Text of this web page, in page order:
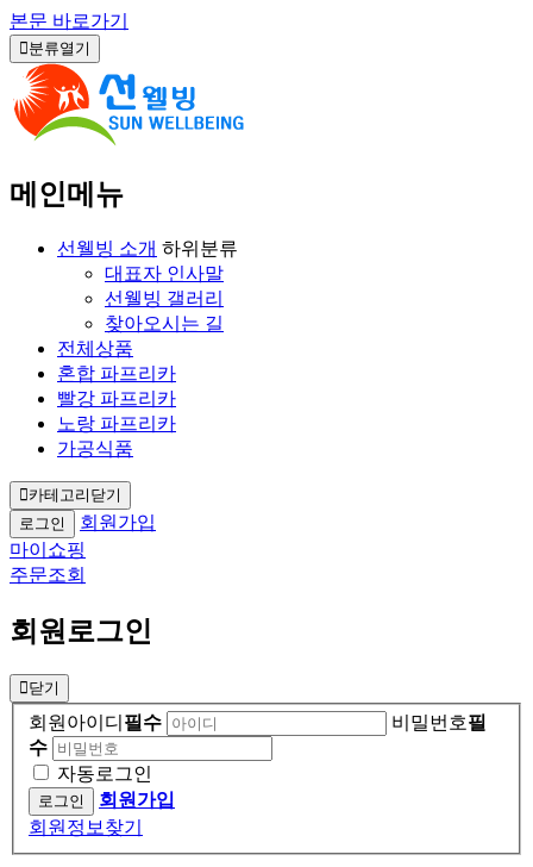
본문 바로가기
분류열기
메인메뉴
선웰빙 소개 하위분류
대표자 인사말
선웰빙 갤러리
찾아오시는 길
전체상품
혼합 파프리카
빨강 파프리카
노랑 파프리카
가공식품
카테고리닫기
로그인
회원가입
마이쇼핑
주문조회
회원로그인
닫기
회원아이디 필수 비밀번호필
수
자동로그인
회원가입
회원정보찾기